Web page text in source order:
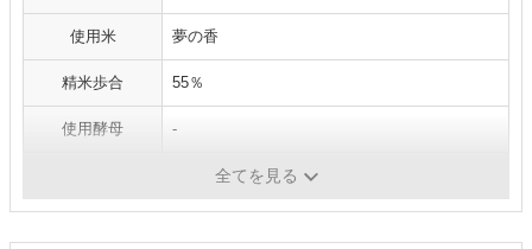
使用米 夢の香
精米歩合 55％
使用酵母 -
全てを見る